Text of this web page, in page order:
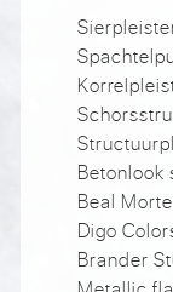
Betonlook
Beal
Digo
Brander